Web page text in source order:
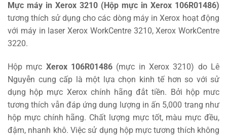
Mực máy in Xerox 3210 (Hộp mực in Xerox 106R01486)
tương thích sử dụng cho các dòng máy in Xerox hoạt động
với máy in laser Xerox WorkCentre 3210, Xerox WorkCentre
3220.
Hộp mực Xerox 106R01486 (mực in Xerox 3210) do Lê
Nguyễn cung cấp là một lựa chọn kinh tế hơn so với sử
dụng hộp mực Xerox chính hãng đắt tiền. Bởi hộp mưc
tương thích vẫn đáp ứng dung lượng in ấn 5,000 trang như
hộp mực chính hãng. Chất lượng mực tốt, màu mực đều,
đậm, nhanh khô. Việc sử dụng hộp mực tương thích không